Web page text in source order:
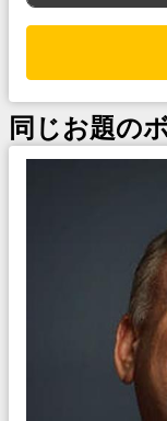
同じお題の